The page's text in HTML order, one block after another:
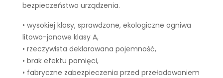
bezpieczeństwo urządzenia.
• wysokiej klasy, sprawdzone, ekologiczne ogniwa
litowo-jonowe klasy A,
• rzeczywista deklarowana pojemność,
• brak efektu pamięci,
• fabryczne zabezpieczenia przed przeładowaniem